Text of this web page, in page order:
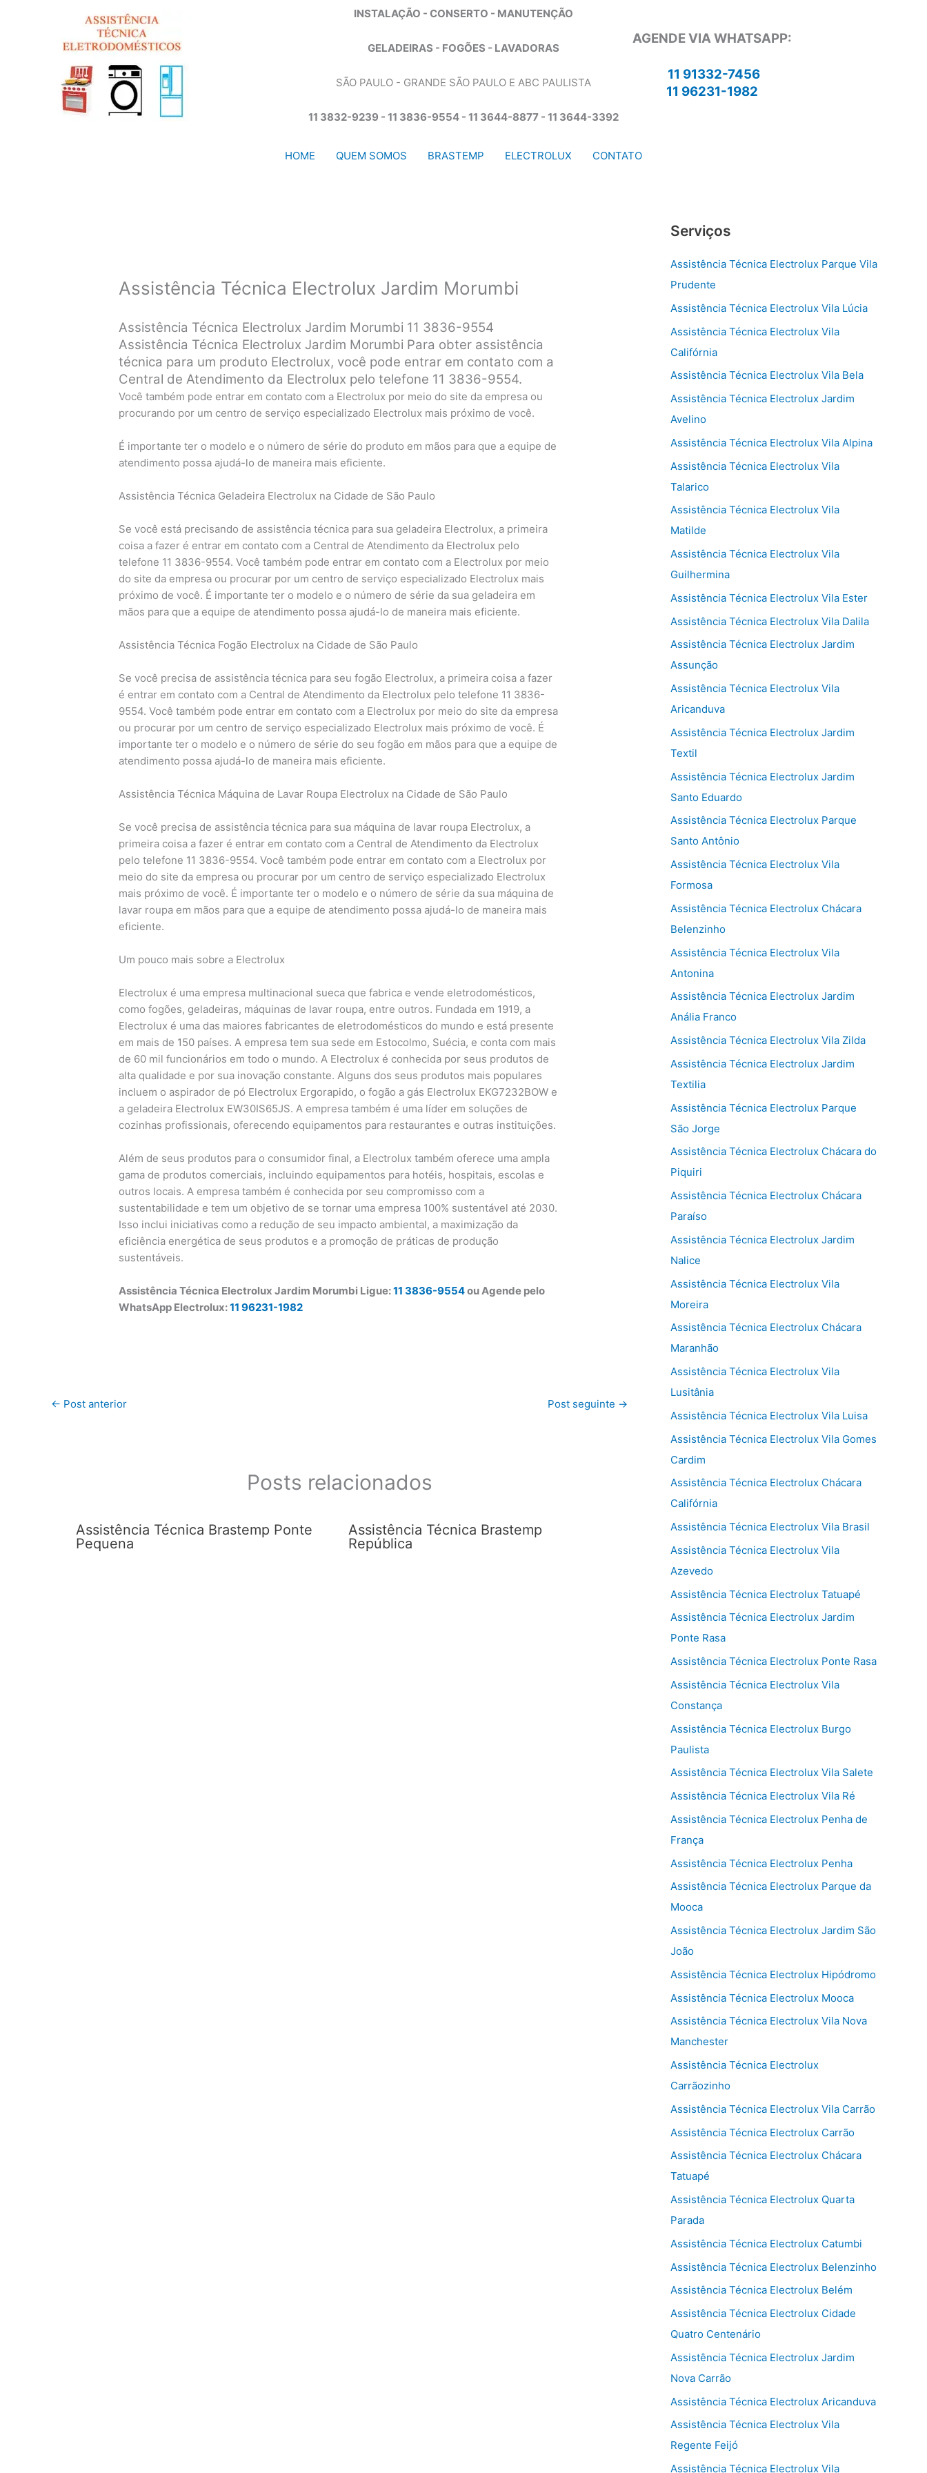
INSTALAÇÃO - CONSERTO - MANUTENÇÃO
GELADEIRAS - FOGÕES - LAVADORAS
SÃO PAULO - GRANDE SÃO PAULO E ABC PAULISTA
11 3832-9239 - 11 3836-9554 - 11 3644-8877 - 11 3644-3392
AGENDE VIA WHATSAPP:
11 91332-7456
11 96231-1982
HOME QUEM SOMOS BRASTEMP ELECTROLUX CONTATO
Assistência Técnica Electrolux Jardim Morumbi
Assistência Técnica Electrolux Jardim Morumbi 11 3836-9554
Assistência Técnica Electrolux Jardim Morumbi Para obter assistência
técnica para um produto Electrolux, você pode entrar em contato com a
Central de Atendimento da Electrolux pelo telefone 11 3836-9554.
Você também pode entrar em contato com a Electrolux por meio do site da empresa ou
procurando por um centro de serviço especializado Electrolux mais próximo de você.
É importante ter o modelo e o número de série do produto em mãos para que a equipe de
atendimento possa ajudá-lo de maneira mais eficiente.
Assistência Técnica Geladeira Electrolux na Cidade de São Paulo
Se você está precisando de assistência técnica para sua geladeira Electrolux, a primeira
coisa a fazer é entrar em contato com a Central de Atendimento da Electrolux pelo
telefone 11 3836-9554. Você também pode entrar em contato com a Electrolux por meio
do site da empresa ou procurar por um centro de serviço especializado Electrolux mais
próximo de você. É importante ter o modelo e o número de série da sua geladeira em
mãos para que a equipe de atendimento possa ajudá-lo de maneira mais eficiente.
Assistência Técnica Fogão Electrolux na Cidade de São Paulo
Se você precisa de assistência técnica para seu fogão Electrolux, a primeira coisa a fazer
é entrar em contato com a Central de Atendimento da Electrolux pelo telefone 11 3836-
9554. Você também pode entrar em contato com a Electrolux por meio do site da empresa
ou procurar por um centro de serviço especializado Electrolux mais próximo de você. É
importante ter o modelo e o número de série do seu fogão em mãos para que a equipe de
atendimento possa ajudá-lo de maneira mais eficiente.
Assistência Técnica Máquina de Lavar Roupa Electrolux na Cidade de São Paulo
Se você precisa de assistência técnica para sua máquina de lavar roupa Electrolux, a
primeira coisa a fazer é entrar em contato com a Central de Atendimento da Electrolux
pelo telefone 11 3836-9554. Você também pode entrar em contato com a Electrolux por
meio do site da empresa ou procurar por um centro de serviço especializado Electrolux
mais próximo de você. É importante ter o modelo e o número de série da sua máquina de
lavar roupa em mãos para que a equipe de atendimento possa ajudá-lo de maneira mais
eficiente.
Um pouco mais sobre a Electrolux
Electrolux é uma empresa multinacional sueca que fabrica e vende eletrodomésticos,
como fogões, geladeiras, máquinas de lavar roupa, entre outros. Fundada em 1919, a
Electrolux é uma das maiores fabricantes de eletrodomésticos do mundo e está presente
em mais de 150 países. A empresa tem sua sede em Estocolmo, Suécia, e conta com mais
de 60 mil funcionários em todo o mundo. A Electrolux é conhecida por seus produtos de
alta qualidade e por sua inovação constante. Alguns dos seus produtos mais populares
incluem o aspirador de pó Electrolux Ergorapido, o fogão a gás Electrolux EKG7232BOW e
a geladeira Electrolux EW30IS65JS. A empresa também é uma líder em soluções de
cozinhas profissionais, oferecendo equipamentos para restaurantes e outras instituições.
Além de seus produtos para o consumidor final, a Electrolux também oferece uma ampla
gama de produtos comerciais, incluindo equipamentos para hotéis, hospitais, escolas e
outros locais. A empresa também é conhecida por seu compromisso com a
sustentabilidade e tem um objetivo de se tornar uma empresa 100% sustentável até 2030.
Isso inclui iniciativas como a redução de seu impacto ambiental, a maximização da
eficiência energética de seus produtos e a promoção de práticas de produção
sustentáveis.
Assistência Técnica Electrolux Jardim Morumbi Ligue:11 3836-9554ou Agende pelo
WhatsApp Electrolux:11 96231-1982
← Post anterior Post seguinte →
Posts relacionados
Assistência Técnica Brastemp Ponte
Pequena
Assistência Técnica Brastemp
República
Serviços
Assistência Técnica Electrolux Parque Vila
Prudente
Assistência Técnica Electrolux Vila Lúcia
Assistência Técnica Electrolux Vila
Califórnia
Assistência Técnica Electrolux Vila Bela
Assistência Técnica Electrolux Jardim
Avelino
Assistência Técnica Electrolux Vila Alpina
Assistência Técnica Electrolux Vila
Talarico
Assistência Técnica Electrolux Vila
Matilde
Assistência Técnica Electrolux Vila
Guilhermina
Assistência Técnica Electrolux Vila Ester
Assistência Técnica Electrolux Vila Dalila
Assistência Técnica Electrolux Jardim
Assunção
Assistência Técnica Electrolux Vila
Aricanduva
Assistência Técnica Electrolux Jardim
Textil
Assistência Técnica Electrolux Jardim
Santo Eduardo
Assistência Técnica Electrolux Parque
Santo Antônio
Assistência Técnica Electrolux Vila
Formosa
Assistência Técnica Electrolux Chácara
Belenzinho
Assistência Técnica Electrolux Vila
Antonina
Assistência Técnica Electrolux Jardim
Anália Franco
Assistência Técnica Electrolux Vila Zilda
Assistência Técnica Electrolux Jardim
Textilia
Assistência Técnica Electrolux Parque
São Jorge
Assistência Técnica Electrolux Chácara do
Piquiri
Assistência Técnica Electrolux Chácara
Paraíso
Assistência Técnica Electrolux Jardim
Nalice
Assistência Técnica Electrolux Vila
Moreira
Assistência Técnica Electrolux Chácara
Maranhão
Assistência Técnica Electrolux Vila
Lusitânia
Assistência Técnica Electrolux Vila Luisa
Assistência Técnica Electrolux Vila Gomes
Cardim
Assistência Técnica Electrolux Chácara
Califórnia
Assistência Técnica Electrolux Vila Brasil
Assistência Técnica Electrolux Vila
Azevedo
Assistência Técnica Electrolux Tatuapé
Assistência Técnica Electrolux Jardim
Ponte Rasa
Assistência Técnica Electrolux Ponte Rasa
Assistência Técnica Electrolux Vila
Constança
Assistência Técnica Electrolux Burgo
Paulista
Assistência Técnica Electrolux Vila Salete
Assistência Técnica Electrolux Vila Ré
Assistência Técnica Electrolux Penha de
França
Assistência Técnica Electrolux Penha
Assistência Técnica Electrolux Parque da
Mooca
Assistência Técnica Electrolux Jardim São
João
Assistência Técnica Electrolux Hipódromo
Assistência Técnica Electrolux Mooca
Assistência Técnica Electrolux Vila Nova
Manchester
Assistência Técnica Electrolux
Carrãozinho
Assistência Técnica Electrolux Vila Carrão
Assistência Técnica Electrolux Carrão
Assistência Técnica Electrolux Chácara
Tatuapé
Assistência Técnica Electrolux Quarta
Parada
Assistência Técnica Electrolux Catumbi
Assistência Técnica Electrolux Belenzinho
Assistência Técnica Electrolux Belém
Assistência Técnica Electrolux Cidade
Quatro Centenário
Assistência Técnica Electrolux Jardim
Nova Carrão
Assistência Técnica Electrolux Aricanduva
Assistência Técnica Electrolux Vila
Regente Feijó
Assistência Técnica Electrolux Vila